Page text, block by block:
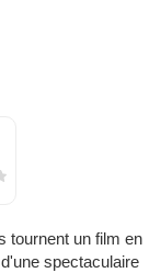
tournent un film en
spectaculaire